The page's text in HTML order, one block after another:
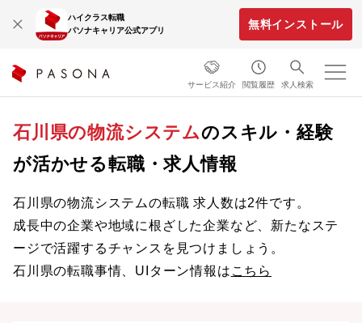
ハイクラス転職
パソナキャリア公式アプリ
無料インストール
サービス紹介 閲覧履歴 求人検索
石川県の物流システムのスキル・経験
が活かせる転職・求人情報
石川県の物流システムの転職 求人数は2件です。
成長中の企業や地域に根ざした企業など、新たなステ
ージで活躍するチャンスを見つけましょう。
石川県の転職事情、UIターン情報は こちら